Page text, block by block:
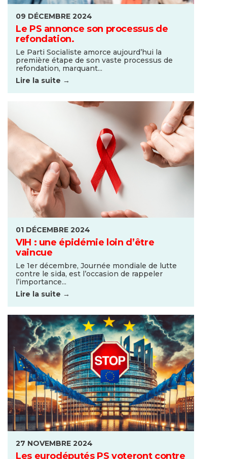
09 DÉCEMBRE 2024
Le PS annonce son processus de
refondation.
Le Parti Socialiste amorce aujourd’hui la
première étape de son vaste processus de
refondation, marquant...
Lire la suite →
01 DÉCEMBRE 2024
VIH : une épidémie loin d’être
vaincue
Le 1er décembre, Journée mondiale de lutte
contre le sida, est l’occasion de rappeler
l’importance...
Lire la suite →
27 NOVEMBRE 2024
Les eurodéputés PS voteront contre